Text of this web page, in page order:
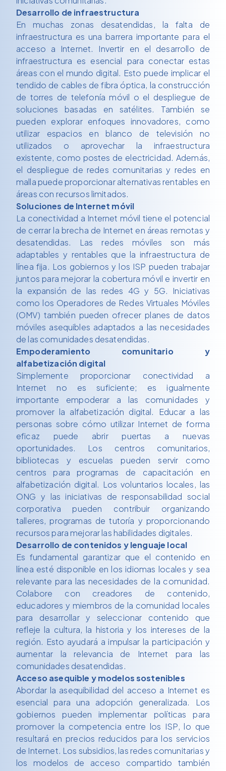
Desarrollo de infraestructura
En muchas zonas desatendidas, la falta de
infraestructura es una barrera importante para el
acceso a Internet. Invertir en el desarrollo de
infraestructura es esencial para conectar estas
áreas con el mundo digital. Esto puede implicar el
tendido de cables de fibra óptica, la construcción
de torres de telefonía móvil o el despliegue de
soluciones basadas en satélites. También se
pueden explorar enfoques innovadores, como
utilizar espacios en blanco de televisión no
utilizados o aprovechar la infraestructura
existente, como postes de electricidad. Además,
el despliegue de redes comunitarias y redes en
malla puede proporcionar alternativas rentables en
áreas con recursos limitados.
Soluciones de Internet móvil
La conectividad a Internet móvil tiene el potencial
de cerrar la brecha de Internet en áreas remotas y
desatendidas. Las redes móviles son más
adaptables y rentables que la infraestructura de
línea fija. Los gobiernos y los ISP pueden trabajar
juntos para mejorar la cobertura móvil e invertir en
la expansión de las redes 4G y 5G. Iniciativas
como los Operadores de Redes Virtuales Móviles
(OMV) también pueden ofrecer planes de datos
móviles asequibles adaptados a las necesidades
de las comunidades desatendidas.
Empoderamiento comunitario y
alfabetización digital
Simplemente proporcionar conectividad a
Internet no es suficiente; es igualmente
importante empoderar a las comunidades y
promover la alfabetización digital. Educar a las
personas sobre cómo utilizar Internet de forma
eficaz puede abrir puertas a nuevas
oportunidades. Los centros comunitarios,
bibliotecas y escuelas pueden servir como
centros para programas de capacitación en
alfabetización digital. Los voluntarios locales, las
ONG y las iniciativas de responsabilidad social
corporativa pueden contribuir organizando
talleres, programas de tutoría y proporcionando
recursos para mejorar las habilidades digitales.
Desarrollo de contenidos y lenguaje local
Es fundamental garantizar que el contenido en
línea esté disponible en los idiomas locales y sea
relevante para las necesidades de la comunidad.
Colabore con creadores de contenido,
educadores y miembros de la comunidad locales
para desarrollar y seleccionar contenido que
refleje la cultura, la historia y los intereses de la
región. Esto ayudará a impulsar la participación y
aumentar la relevancia de Internet para las
comunidades desatendidas.
Acceso asequible y modelos sostenibles
Abordar la asequibilidad del acceso a Internet es
esencial para una adopción generalizada. Los
gobiernos pueden implementar políticas para
promover la competencia entre los ISP, lo que
resultará en precios reducidos para los servicios
de Internet. Los subsidios, las redes comunitarias y
los modelos de acceso compartido también